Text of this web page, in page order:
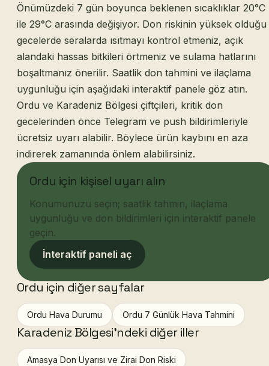
Önümüzdeki 7 gün boyunca beklenen sıcaklıklar 20°C
ile 29°C arasında değişiyor. Don riskinin yüksek olduğu
gecelerde seralarda ısıtmayı kontrol etmeniz, açık
alandaki hassas bitkileri örtmeniz ve sulama hatlarını
boşaltmanız önerilir. Saatlik don tahmini ve ilaçlama
uygunluğu için aşağıdaki interaktif panele göz atın.
Ordu ve Karadeniz Bölgesi çiftçileri, kritik don
gecelerinden önce Telegram ve push bildirimleriyle
ücretsiz uyarı alabilir. Böylece ürün kaybını en aza
indirerek zamanında önlem alabilirsiniz.
Ordu için kişisel uyarı alın
Konumunuzu seçin; saatlik tahmin, ilaçlama
uygunluğu ve don bildirimleri için interaktif panele
geçin.
İnteraktif paneli aç
Ordu için diğer sayfalar
Ordu Hava Durumu Ordu 7 Günlük Hava Tahmini
Karadeniz Bölgesi'ndeki diğer iller
Amasya Don Uyarısı ve Zirai Don Riski